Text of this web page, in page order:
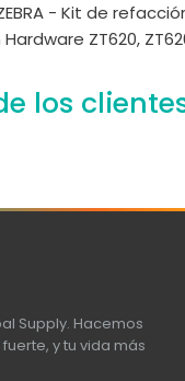
- Kit de
ZT620,
los
Supply. Hacemos
y tu vida más